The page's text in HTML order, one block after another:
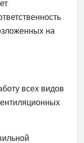
на
всех видов